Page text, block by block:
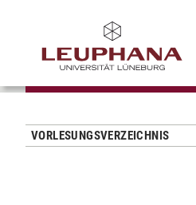
VORLESUNGSVERZEICHNIS